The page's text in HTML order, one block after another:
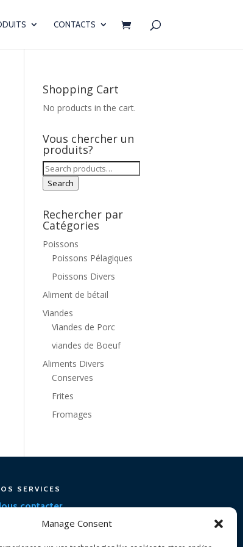
Manage Consent
CONTACTS
Shopping Cart
No products in the cart.
Vous chercher un
produits?
Search
for:
Search
Rechercher par
Catégories
Poissons
Poissons Pélagiques
Poissons Divers
Aliment de bétail
Viandes
Viandes de Porc
viandes de Boeuf
Aliments Divers
Conserves
Frites
Fromages
SERVICES
contacter